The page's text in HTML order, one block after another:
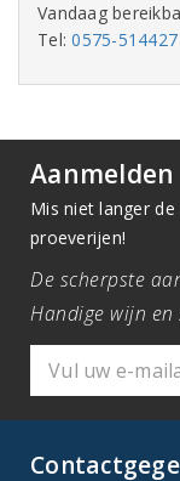
Vandaag
Tel:0575-514427
Mis niet langer
proeverijen!
De scherpste
Handige wijn